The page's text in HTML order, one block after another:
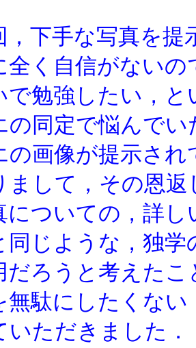
，下手な写真を提
全く自信がない
で勉強したい，
の同定で悩んで
の画像が提示さ
まして，その恩
についての，詳
同じような，独
だろうと考えた
無駄にしたくな
いただきました．